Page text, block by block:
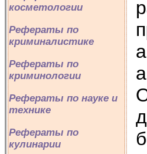
косметологии
Рефераты по
криминалистике
Рефераты по
криминологии
Рефераты по науке и
технике
Рефераты по
кулинарии